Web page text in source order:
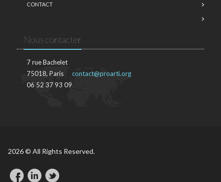
CONTACT
Nous contacter
7 rue Bachelet
75018, Paris
06 52 37 93 09
contact@proarti.org
2026 © All Rights Reserved.